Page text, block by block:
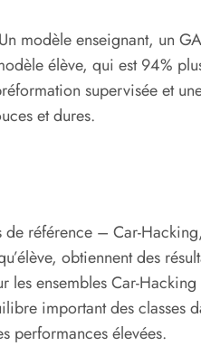
modèle enseignant, un
élève, qui est 94%
supervisée et
et dures.
de référence – Car-
obtiennent des
ensembles Car-
important des classes
performances élevées.